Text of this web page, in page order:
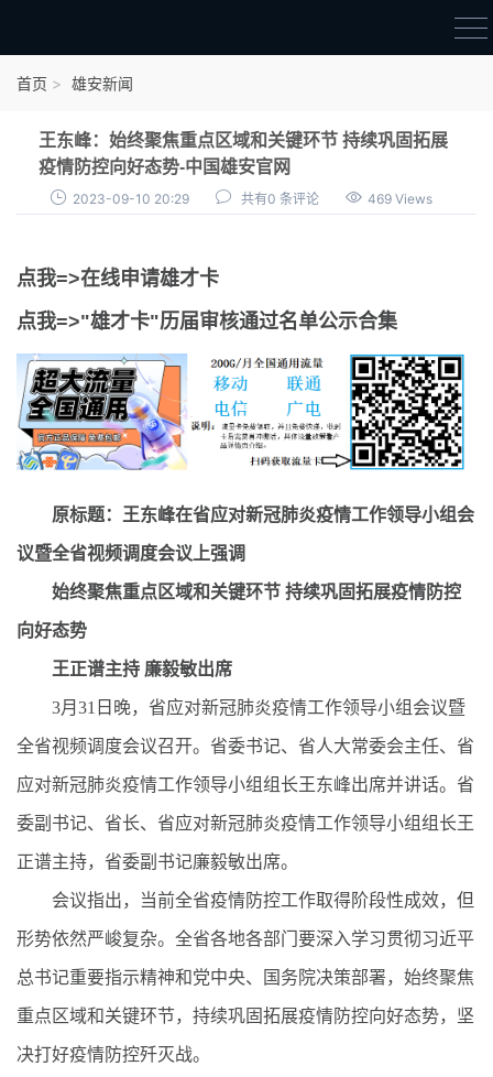
点我申领雄才卡
审核通过公示
首页 雄安新闻
王东峰：始终聚焦重点区域和关键环节 持续巩固拓展
疫情防控向好态势-中国雄安官网
2023-09-10 20:29 共有0 条评论 469 Views
点我=>在线申请雄才卡
点我=>"雄才卡"历届审核通过名单公示合集
原标题：王东峰在省应对新冠肺炎疫情工作领导小组会
议暨全省视频调度会议上强调
始终聚焦重点区域和关键环节 持续巩固拓展疫情防控
向好态势
王正谱主持 廉毅敏出席
3月31日晚，省应对新冠肺炎疫情工作领导小组会议暨
全省视频调度会议召开。省委书记、省人大常委会主任、省
应对新冠肺炎疫情工作领导小组组长王东峰出席并讲话。省
委副书记、省长、省应对新冠肺炎疫情工作领导小组组长王
正谱主持，省委副书记廉毅敏出席。
会议指出，当前全省疫情防控工作取得阶段性成效，但
形势依然严峻复杂。全省各地各部门要深入学习贯彻习近平
总书记重要指示精神和党中央、国务院决策部署，始终聚焦
重点区域和关键环节，持续巩固拓展疫情防控向好态势，坚
决打好疫情防控歼灭战。